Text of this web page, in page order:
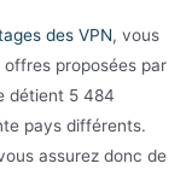
des VPN, vous
offres proposées par
détient 5 484
pays différents.
assurez donc de